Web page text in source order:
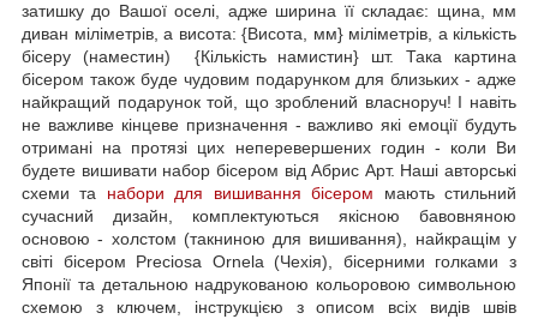
затишку до Вашої оселі, адже ширина її складає: щина, мм
диван міліметрів, а висота: {Висота, мм} міліметрів, а кількість
бісеру (наместин) {Кількість намистин} шт. Така картина
бісером також буде чудовим подарунком для близьких - адже
найкращий подарунок той, що зроблений власноруч! І навіть
не важливе кінцеве призначення - важливо які емоції будуть
отримані на протязі цих неперевершених годин - коли Ви
будете вишивати набор бісером від Абрис Арт. Наші авторські
схеми та набори для вишивання бісером мають стильний
сучасний дизайн, комплектуються якісною бавовняною
основою - холстом (такниною для вишивання), найкращім у
світі бісером Preciosa Ornela (Чехія), бісерними голками з
Японії та детальною надрукованою кольоровою символьною
схемою з ключем, інструкцією з описом всіх видів швів